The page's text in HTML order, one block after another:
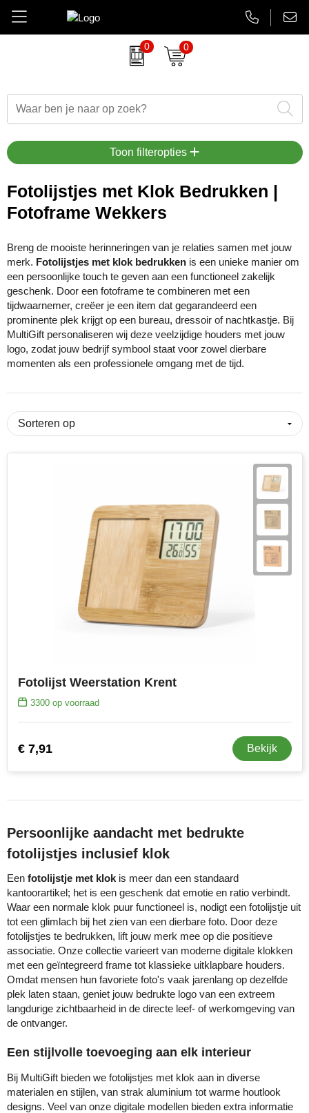
0 0
Aanstekers bedrukken
Antistress artikelen
Computer accessoires
Goedkope regenponcho's
Horloges & klokken
Huis, tuin & keuken
Kantoorartikelen
Lampen & gereedschap
Persoonlijke verzorging
Reisbenodigdheden
Schrijfwaren en pennen
Sleutelhangers & lanyards
Tassen
Vrije tijd, spellen & strand
Belkin
Case Logic
Circulware
Contigo
Cricket
Eco Bottle
Fairtrade
Fresh 'n Rebel
Herr Bert Antistress
Join the pipe
Lipton
Mentos
Mepal
MiniMAX
Moleskine
Nilton's
Orrefors
EHBO sets
Lanyards & keycords
Papieren tassen
Powerbanks
Snoepjes
Sticky notes en memoblokken
USB Sticks
Dag van de Zorg
Duurzame relatiegeschenken
Eten en drinken
Feestartikelen
Festival artikelen
Fitness
Halloween
Kinderen, Peuters en Baby's
Onderwijs en opleiding
Voetbal, EK en WK
Zomer
Banken en financieel
Beauty en wellness
Energiesector
Gezondheidszorg
Horeca
ICT en automatisering
Onderwijs
Retail
Transport en logistiek
Vastgoed en makelaardij
Verenigingen
Flessen
Schrijfwaren
Overige relatiegeschenken
Toon filteropties
Fotolijstjes met Klok Bedrukken |
Fotoframe Wekkers
Breng de mooiste herinneringen van je relaties samen met jouw
merk. Fotolijstjes met klok bedrukkenis een unieke manier om
een persoonlijke touch te geven aan een functioneel zakelijk
geschenk. Door een fotoframe te combineren met een
tijdwaarnemer, creëer je een item dat gegarandeerd een
prominente plek krijgt op een bureau, dressoir of nachtkastje. Bij
MultiGift personaliseren wij deze veelzijdige houders met jouw
logo, zodat jouw bedrijf symbool staat voor zowel dierbare
momenten als een professionele omgang met de tijd.
Fotolijst Weerstation Krent
3300op voorraad
€ 7,91 Bekijk
Persoonlijke aandacht met bedrukte
fotolijstjes inclusief klok
Een fotolijstje met klokis meer dan een standaard
kantoorartikel; het is een geschenk dat emotie en ratio verbindt.
Waar een normale klok puur functioneel is, nodigt een fotolijstje uit
tot een glimlach bij het zien van een dierbare foto. Door deze
fotolijstjes te bedrukken, lift jouw merk mee op die positieve
associatie. Onze collectie varieert van moderne digitale klokken
met een geïntegreerd frame tot klassieke uitklapbare houders.
Omdat mensen hun favoriete foto's vaak jarenlang op dezelfde
plek laten staan, geniet jouw bedrukte logo van een extreem
langdurige zichtbaarheid in de directe leef- of werkomgeving van
de ontvanger.
Een stijlvolle toevoeging aan elk interieur
Bij MultiGift bieden we fotolijstjes met klok aan in diverse
materialen en stijlen, van strak aluminium tot warme houtlook
designs. Veel van onze digitale modellen bieden extra informatie